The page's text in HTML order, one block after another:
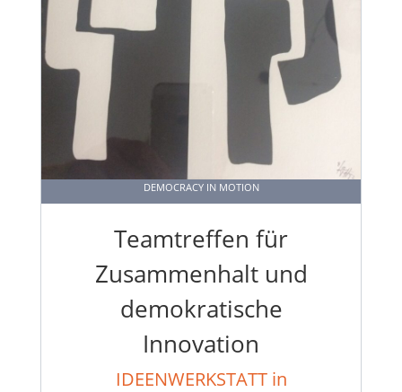
DEMOCRACY IN MOTION
Teamtreffen für
Zusammenhalt und
demokratische
Innovation
IDEENWERKSTATT in